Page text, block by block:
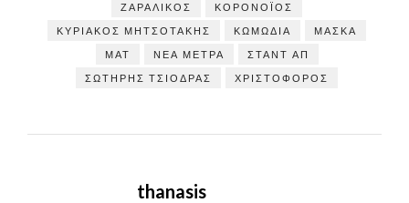
ΖΑΡΑΛΊΚΟΣ
ΚΟΡΟΝΟΪΌΣ
ΚΥΡΙΑΚΟΣ ΜΗΤΣΟΤΑΚΗΣ
ΚΩΜΩΔΊΑ
ΜΆΣΚΑ
ΜΑΤ
ΝΈΑ ΜΈΤΡΑ
ΣΤΑΝΤ ΑΠ
ΣΩΤΉΡΗΣ ΤΣΙΌΔΡΑΣ
ΧΡΙΣΤΌΦΟΡΟΣ
thanasis